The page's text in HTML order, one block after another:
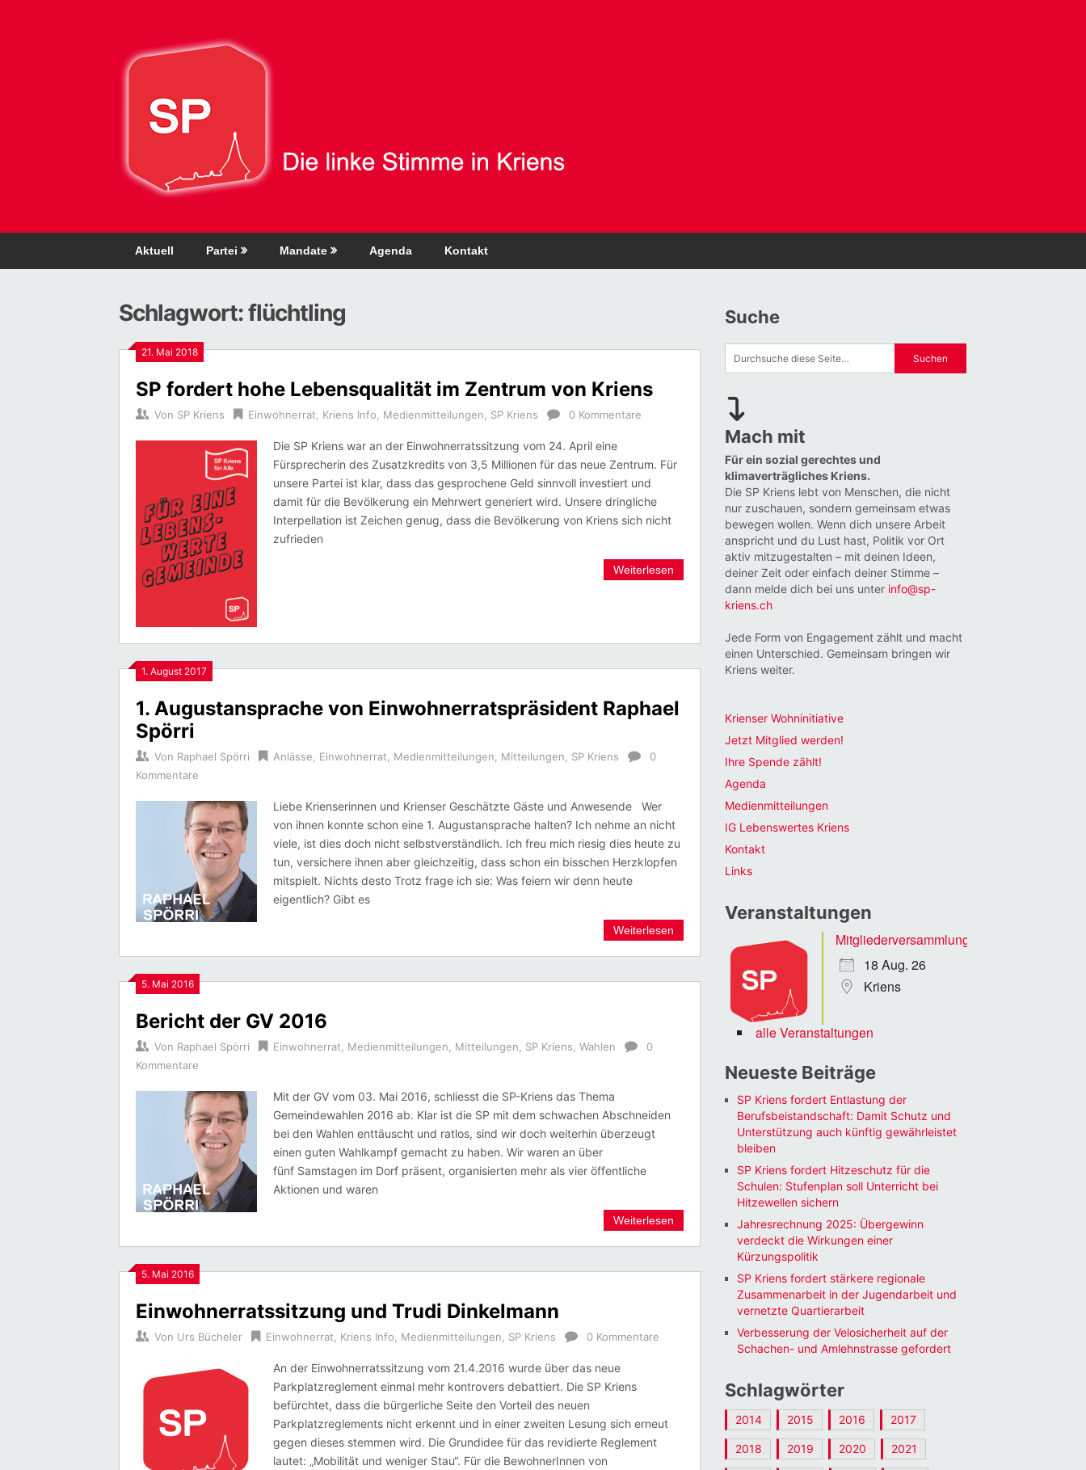
Aktuell Partei Mandate Agenda Kontakt
Schlagwort:flüchtling
21. Mai 2018
SP fordert hohe Lebensqualität im Zentrum von Kriens
Von SP Kriens Einwohnerrat Kriens Info Medienmitteilungen SP Kriens 0 Kommentare
Die SP Kriens war an der Einwohnerratssitzung vom 24. April eine
Fürsprecherin des Zusatzkredits von 3,5 Millionen für das neue Zentrum. Für
unsere Partei ist klar, dass das gesprochene Geld sinnvoll investiert und
damit für die Bevölkerung ein Mehrwert generiert wird. Unsere dringliche
Interpellation ist Zeichen genug, dass die Bevölkerung von Kriens sich nicht
zufrieden
Weiterlesen
1. August 2017
1. Augustansprache von Einwohnerratspräsident Raphael
Spörri
Von Raphael Spörri Anlässe Einwohnerrat Medienmitteilungen Mitteilungen SP Kriens
0
Kommentare
Liebe Krienserinnen und Krienser Geschätzte Gäste und Anwesende Wer
von ihnen konnte schon eine 1. Augustansprache halten? Ich nehme an nicht
viele, ist dies doch nicht selbstverständlich. Ich freu mich riesig dies heute zu
tun, versichere ihnen aber gleichzeitig, dass schon ein bisschen Herzklopfen
mitspielt. Nichts desto Trotz frage ich sie: Was feiern wir denn heute
eigentlich? Gibt es
Weiterlesen
5. Mai 2016
Bericht der GV 2016
Von Raphael Spörri Einwohnerrat Medienmitteilungen Mitteilungen SP Kriens Wahlen
0
Kommentare
Mit der GV vom 03. Mai 2016, schliesst die SP-Kriens das Thema
Gemeindewahlen 2016 ab. Klar ist die SP mit dem schwachen Abschneiden
bei den Wahlen enttäuscht und ratlos, sind wir doch weiterhin überzeugt
einen guten Wahlkampf gemacht zu haben. Wir waren an über
fünf Samstagen im Dorf präsent, organisierten mehr als vier öffentliche
Aktionen und waren
Weiterlesen
5. Mai 2016
Einwohnerratssitzung und Trudi Dinkelmann
Von Urs Bücheler Einwohnerrat Kriens Info Medienmitteilungen SP Kriens 0 Kommentare
An der Einwohnerratssitzung vom 21.4.2016 wurde über das neue
Parkplatzreglement einmal mehr kontrovers debattiert. Die SP Kriens
befürchtet, dass die bürgerliche Seite den Vorteil des neuen
Parkplatzreglements nicht erkennt und in einer zweiten Lesung sich erneut
gegen dieses stemmen wird. Die Grundidee für das revidierte Reglement
lautet: „Mobilität und weniger Stau“. Für die BewohnerInnen von
Suche
Mach mit
Für ein sozial gerechtes und
klimaverträgliches Kriens.
Die SP Kriens lebt von Menschen, die nicht
nur zuschauen, sondern gemeinsam etwas
bewegen wollen. Wenn dich unsere Arbeit
anspricht und du Lust hast, Politik vor Ort
aktiv mitzugestalten – mit deinen Ideen,
deiner Zeit oder einfach deiner Stimme –
dann melde dich bei uns unter info@sp-
kriens.ch
Jede Form von Engagement zählt und macht
einen Unterschied. Gemeinsam bringen wir
Kriens weiter.
Krienser Wohninitiative
Jetzt Mitglied werden!
Ihre Spende zählt!
Agenda
Medienmitteilungen
IG Lebenswertes Kriens
Kontakt
Links
Veranstaltungen
Mitgliederversammlung
18 Aug. 26
Kriens
alle Veranstaltungen
Neueste Beiträge
SP Kriens fordert Entlastung der
Berufsbeistandschaft: Damit Schutz und
Unterstützung auch künftig gewährleistet
bleiben
SP Kriens fordert Hitzeschutz für die
Schulen: Stufenplan soll Unterricht bei
Hitzewellen sichern
Jahresrechnung 2025: Übergewinn
verdeckt die Wirkungen einer
Kürzungspolitik
SP Kriens fordert stärkere regionale
Zusammenarbeit in der Jugendarbeit und
vernetzte Quartierarbeit
Verbesserung der Velosicherheit auf der
Schachen- und Amlehnstrasse gefordert
Schlagwörter
2014 2015 2016 2017
2018 2019 2020 2021